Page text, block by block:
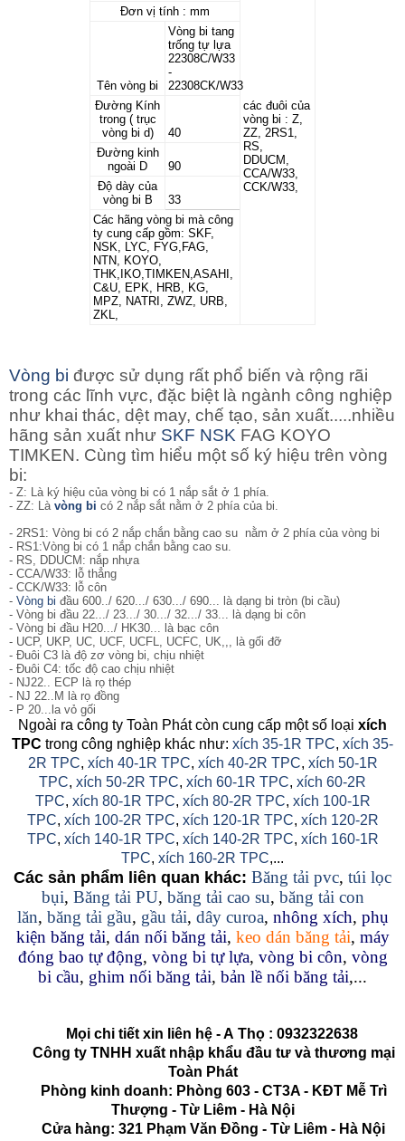
các đuôi của
vòng bi : Z,
ZZ, 2RS1,
RS,
DDUCM,
CCA/W33,
CCK/W33,
Đơn vị tính : mm
Tên vòng bi
Vòng bi tang
trống tự lựa
22308C/W33
-
22308CK/W33
Đường Kính
trong ( trục
vòng bi d)
40
Đường kinh
ngoài D
90
Độ dày của
vòng bi B
33
Các hãng vòng bi mà công
ty cung cấp gồm: SKF,
NSK, LYC, FYG,FAG,
NTN, KOYO,
THK,IKO,TIMKEN,ASAHI,
C&U, EPK, HRB, KG,
MPZ, NATRI, ZWZ, URB,
ZKL,
Vòng bi được sử dụng rất phổ biến và rộng rãi
trong các lĩnh vực, đặc biệt là ngành công nghiệp
như khai thác, dệt may, chế tạo, sản xuất.....nhiều
hãng sản xuất như SKF NSK FAG KOYO
TIMKEN. Cùng tìm hiểu một số ký hiệu trên vòng
bi:
- Z: Là ký hiệu của vòng bi có 1 nắp sắt ở 1 phía.
- ZZ: Là vòng bi có 2 nắp sắt nằm ở 2 phía của bi.
- 2RS1: Vòng bi có 2 nắp chắn bằng cao su nằm ở 2 phía của vòng bi
- RS1:Vòng bi có 1 nắp chắn bằng cao su.
- RS, DDUCM: nắp nhựa
- CCA/W33: lỗ thẳng
- CCK/W33: lỗ côn
- Vòng bi đầu 600../ 620.../ 630.../ 690... là dạng bi tròn (bi cầu)
- Vòng bi đầu 22.../ 23.../ 30.../ 32.../ 33... là dạng bi côn
- Vòng bi đầu H20.../ HK30... là bạc côn
- UCP, UKP, UC, UCF, UCFL, UCFC, UK,,, là gối đỡ
- Đuôi C3 là độ zơ vòng bi, chịu nhiệt
- Đuôi C4: tốc độ cao chịu nhiệt
- NJ22.. ECP là rọ thép
- NJ 22..M là rọ đồng
- P 20...la vỏ gối
Ngoài ra công ty Toàn Phát còn cung cấp một số loại xích
TPC trong công nghiệp khác như: xích 35-1R TPC, xích 35-
2R TPC, xích 40-1R TPC, xích 40-2R TPC, xích 50-1R
TPC, xích 50-2R TPC, xích 60-1R TPC, xích 60-2R
TPC, xích 80-1R TPC, xích 80-2R TPC, xích 100-1R
TPC, xích 100-2R TPC, xích 120-1R TPC, xích 120-2R
TPC, xích 140-1R TPC, xích 140-2R TPC, xích 160-1R
TPC, xích 160-2R TPC,...
Các sản phẩm liên quan khác: Băng tải pvc, túi lọc
bụi, Băng tải PU, băng tải cao su, băng tải con
lăn, băng tải gầu, gầu tải, dây curoa, nhông xích, phụ
kiện băng tải, dán nối băng tải, keo dán băng tải, máy
đóng bao tự động, vòng bi tự lựa, vòng bi côn, vòng
bi cầu, ghim nối băng tải, bản lề nối băng tải,...
Mọi chi tiết xin liên hệ - A Thọ : 0932322638
Công ty TNHH xuất nhập khẩu đầu tư và thương mại
Toàn Phát
Phòng kinh doanh: Phòng 603 - CT3A - KĐT Mễ Trì
Thượng - Từ Liêm - Hà Nội
Cửa hàng: 321 Phạm Văn Đồng - Từ Liêm - Hà Nội